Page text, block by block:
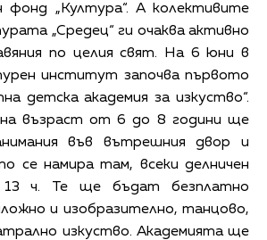
фонд „Култура“. А колективите
„Средец“ ги очаква активно
по целия свят. На 6 юни в
институт започва първото
детска академия за изкуство“.
възраст от 6 до 8 години ще
във вътрешния двор и
се намира там, всеки делничен
ч. Те ще бъдат безплатно
и изобразително, танцово,
изкуство. Академията ще